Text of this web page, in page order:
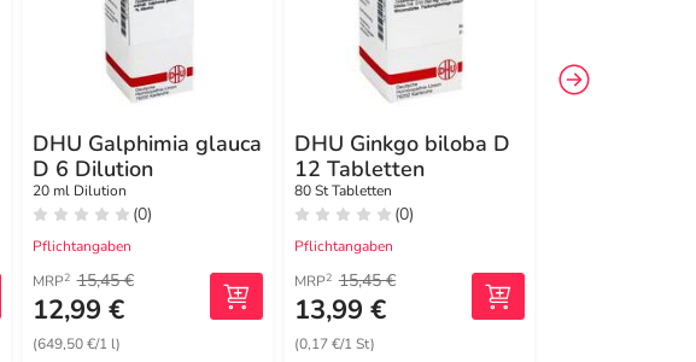
DHU Galphimia glauca
D 6 Dilution
20 ml Dilution
(0)
Pflichtangaben
MRP2 15,45 €
12,99 €
(649,50 €/1 l)
DHU Ginkgo biloba D
12 Tabletten
80 St Tabletten
(0)
Pflichtangaben
MRP2 15,45 €
13,99 €
(0,17 €/1 St)